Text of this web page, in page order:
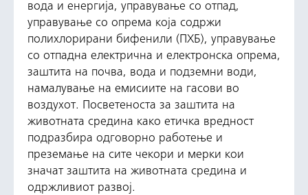
вода и енергија, управување со отпад,
управување со опрема која содржи
полихлорирани бифенили (ПХБ), управување
со отпадна електрична и електронска опрема,
заштита на почва, вода и подземни води,
намалување на емисиите на гасови во
воздухот. Посветеностa за заштита на
животната средина како етичка вредност
подразбира одговорно работење и
преземање на сите чекори и мерки кои
значат заштита на животната средина и
одржливиот развој.